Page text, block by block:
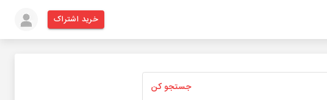
خرید اشتراک
جستجو کن